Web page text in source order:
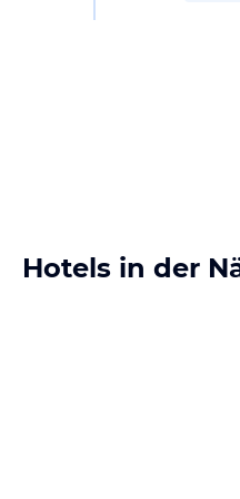
Hotels in der